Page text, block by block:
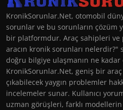
KronikSorunlar.Net, otomobil
sorunlar ve bu sorunların çözüm
bir platformdur. Araç sahipleri ve
aracın kronik sorunları nelerdir?"
doğru bilgiye ulaşmanın ne
KronikSorunlar.Net, geniş bir
çıkabilecek yaygın problemler
incelemeler sunar. Kullanıcı
uzman görüşleri, farklı modellerin